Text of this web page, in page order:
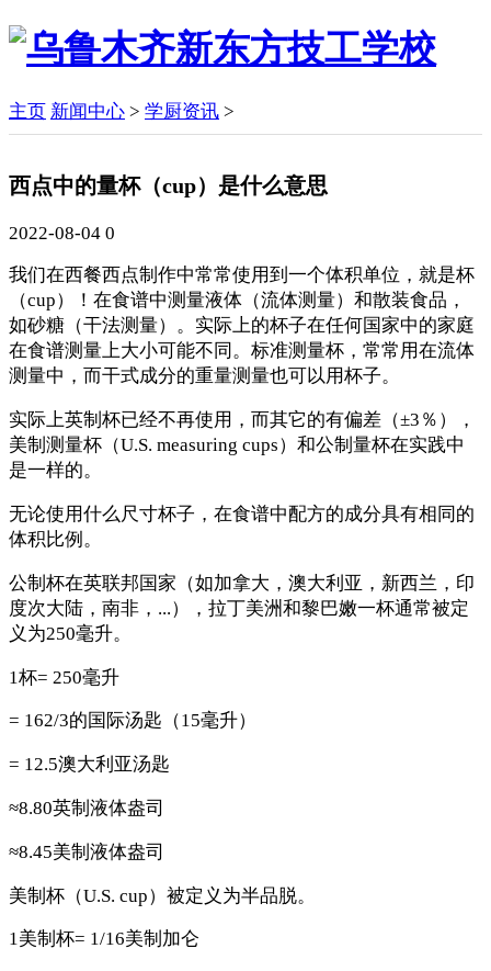
主页 新闻中心 > 学厨资讯 >
西点中的量杯（cup）是什么意思
2022-08-04 0
我们在西餐西点制作中常常使用到一个体积单位，就是杯
（cup）！在食谱中测量液体（流体测量）和散装食品，
如砂糖（干法测量）。实际上的杯子在任何国家中的家庭
在食谱测量上大小可能不同。标准测量杯，常常用在流体
测量中，而干式成分的重量测量也可以用杯子。
实际上英制杯已经不再使用，而其它的有偏差（±3％），
美制测量杯（U.S. measuring cups）和公制量杯在实践中
是一样的。
无论使用什么尺寸杯子，在食谱中配方的成分具有相同的
体积比例。
公制杯在英联邦国家（如加拿大，澳大利亚，新西兰，印
度次大陆，南非，...），拉丁美洲和黎巴嫩一杯通常被定
义为250毫升。
1杯= 250毫升
= 162/3的国际汤匙（15毫升）
= 12.5澳大利亚汤匙
≈8.80英制液体盎司
≈8.45美制液体盎司
美制杯（U.S. cup）被定义为半品脱。
1美制杯= 1/16美制加仑